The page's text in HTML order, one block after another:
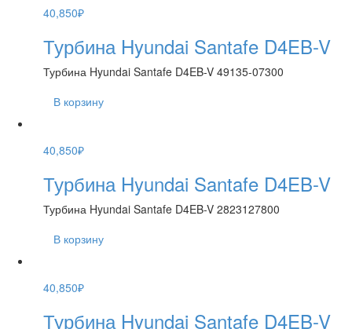
40,850₽
Турбина Hyundai Santafe D4EB-V
Турбина Hyundai Santafe D4EB-V 49135-07300
В корзину
40,850₽
Турбина Hyundai Santafe D4EB-V
Турбина Hyundai Santafe D4EB-V 2823127800
В корзину
40,850₽
Турбина Hyundai Santafe D4EB-V